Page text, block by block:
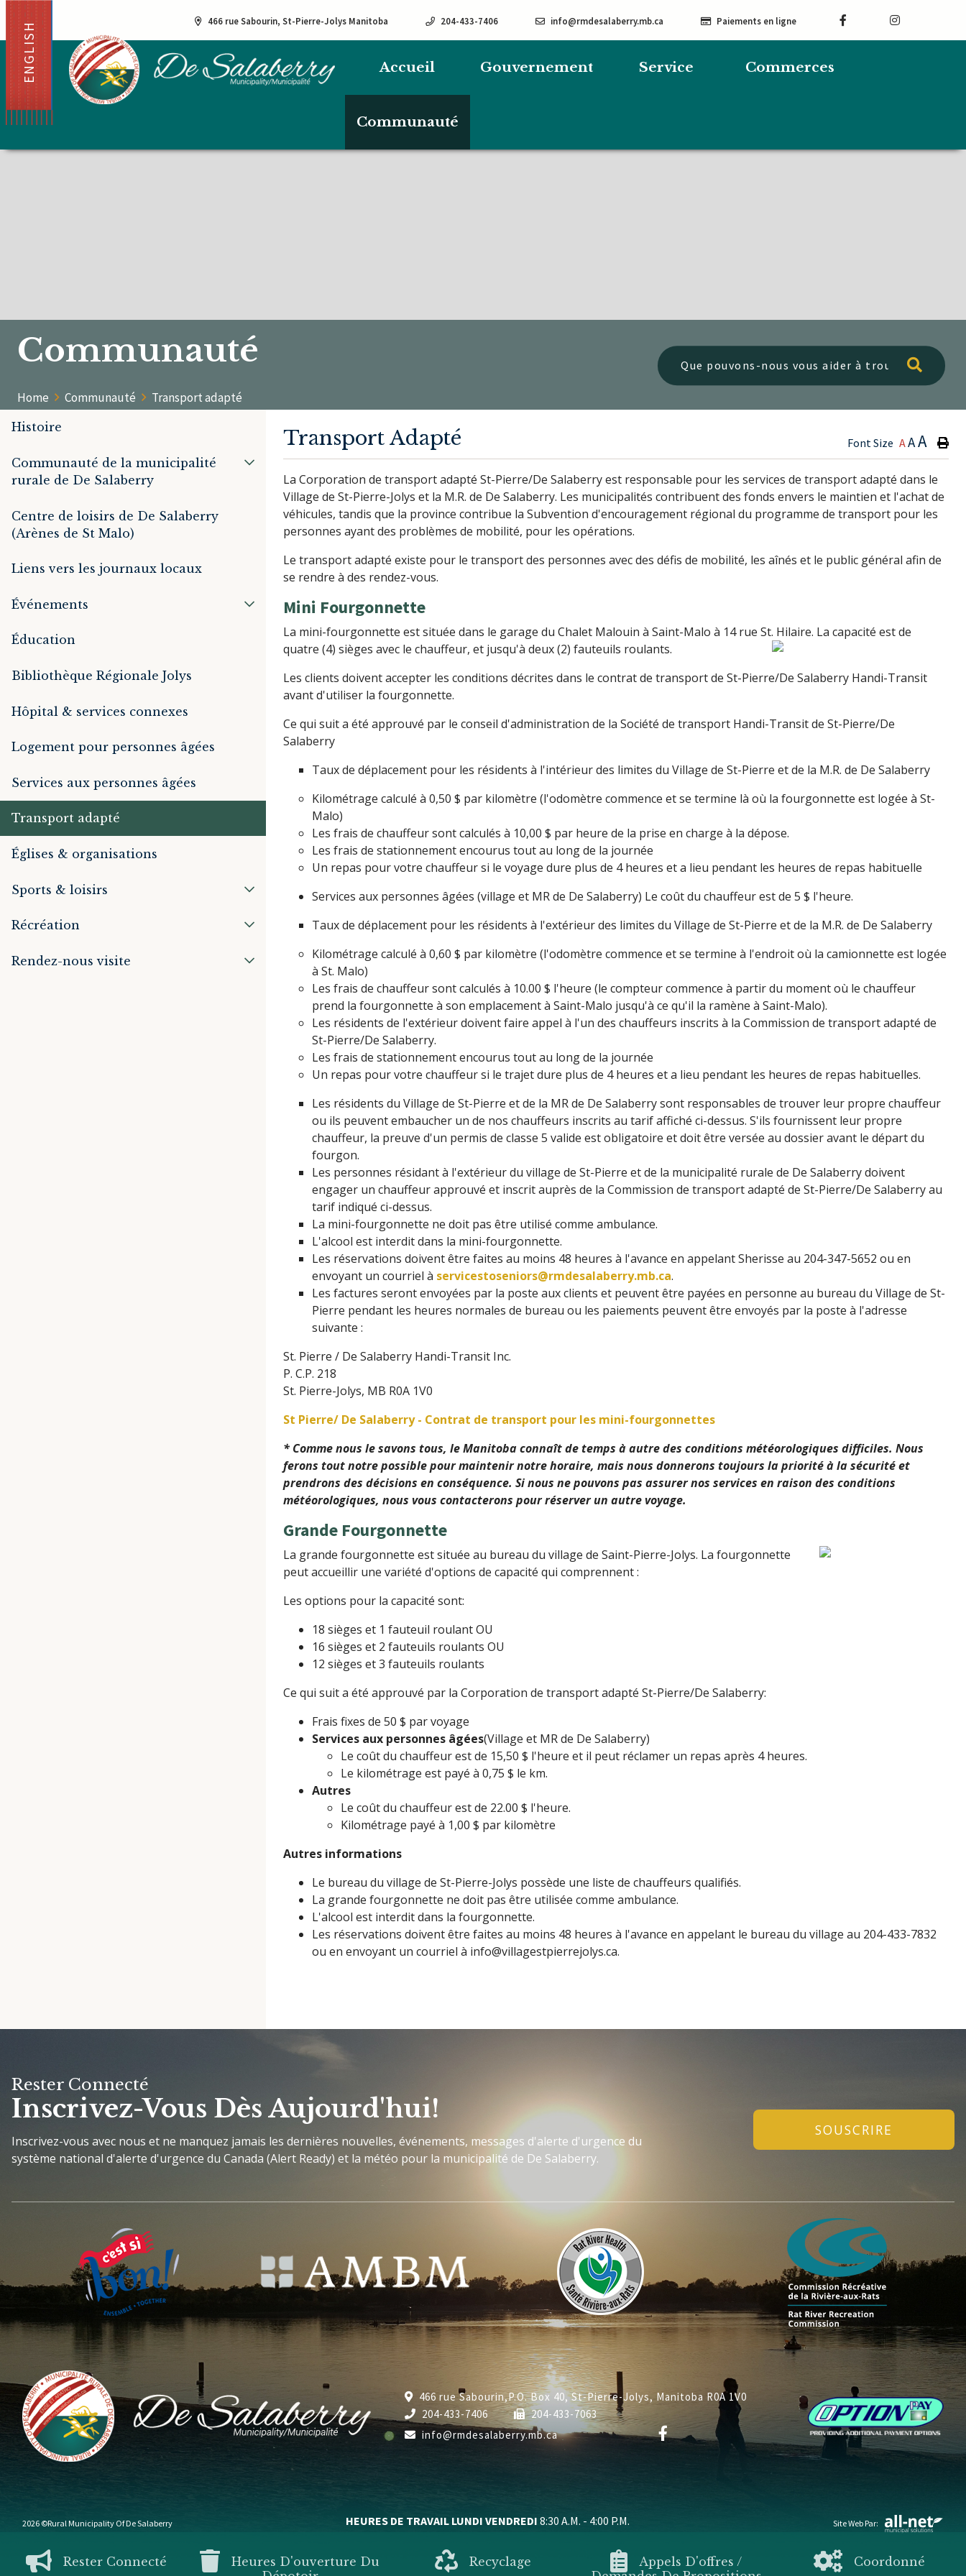
466 rue Sabourin, St-Pierre-Jolys Manitoba 204-433-7406 info@rmdesalaberry.mb.ca Paiements en ligne
Accueil Gouvernement Service Commerces
Communauté
ENGLISH
Rester Connecté
Heures D'ouverture Du
Recyclage
Appels D'offres /
Coordonné
Communauté
Home Communauté Transport adapté
Type
Histoire
Communauté de la municipalité
rurale de De Salaberry
Centre de loisirs de De Salaberry
(Arènes de St Malo)
Liens vers les journaux locaux
Événements
Éducation
Bibliothèque Régionale Jolys
Hôpital & services connexes
Logement pour personnes âgées
Services aux personnes âgées
Transport adapté
Églises & organisations
Sports & loisirs
Récréation
Rendez-nous visite
Transport Adapté Font Size AAA
La Corporation de transport adapté St-Pierre/De Salaberry est responsable pour les services de transport adapté dans le
Village de St-Pierre-Jolys et la M.R. de De Salaberry. Les municipalités contribuent des fonds envers le maintien et l'achat de
véhicules, tandis que la province contribue la Subvention d'encouragement régional du programme de transport pour les
personnes ayant des problèmes de mobilité, pour les opérations.
Le transport adapté existe pour le transport des personnes avec des défis de mobilité, les aînés et le public général afin de
se rendre à des rendez-vous.
Mini Fourgonnette
La mini-fourgonnette est située dans le garage du Chalet Malouin à Saint-Malo à 14 rue St. Hilaire. La capacité est de
quatre (4) sièges avec le chauffeur, et jusqu'à deux (2) fauteuils roulants.
Les clients doivent accepter les conditions décrites dans le contrat de transport de St-Pierre/De Salaberry Handi-Transit
avant d'utiliser la fourgonnette.
Ce qui suit a été approuvé par le conseil d'administration de la Société de transport Handi-Transit de St-Pierre/De
Salaberry
Taux de déplacement pour les résidents à l'intérieur des limites du Village de St-Pierre et de la M.R. de De Salaberry
Kilométrage calculé à 0,50 $ par kilomètre (l'odomètre commence et se termine là où la fourgonnette est logée à St-
Malo)
Les frais de chauffeur sont calculés à 10,00 $ par heure de la prise en charge à la dépose.
Les frais de stationnement encourus tout au long de la journée
Un repas pour votre chauffeur si le voyage dure plus de 4 heures et a lieu pendant les heures de repas habituelle
Services aux personnes âgées (village et MR de De Salaberry) Le coût du chauffeur est de 5 $ l'heure.
Taux de déplacement pour les résidents à l'extérieur des limites du Village de St-Pierre et de la M.R. de De Salaberry
Kilométrage calculé à 0,60 $ par kilomètre (l'odomètre commence et se termine à l'endroit où la camionnette est logée
à St. Malo)
Les frais de chauffeur sont calculés à 10.00 $ l'heure (le compteur commence à partir du moment où le chauffeur
prend la fourgonnette à son emplacement à Saint-Malo jusqu'à ce qu'il la ramène à Saint-Malo).
Les résidents de l'extérieur doivent faire appel à l'un des chauffeurs inscrits à la Commission de transport adapté de
St-Pierre/De Salaberry.
Les frais de stationnement encourus tout au long de la journée
Un repas pour votre chauffeur si le trajet dure plus de 4 heures et a lieu pendant les heures de repas habituelles.
Les résidents du Village de St-Pierre et de la MR de De Salaberry sont responsables de trouver leur propre chauffeur
ou ils peuvent embaucher un de nos chauffeurs inscrits au tarif affiché ci-dessus. S'ils fournissent leur propre
chauffeur, la preuve d'un permis de classe 5 valide est obligatoire et doit être versée au dossier avant le départ du
fourgon.
Les personnes résidant à l'extérieur du village de St-Pierre et de la municipalité rurale de De Salaberry doivent
engager un chauffeur approuvé et inscrit auprès de la Commission de transport adapté de St-Pierre/De Salaberry au
tarif indiqué ci-dessus.
La mini-fourgonnette ne doit pas être utilisé comme ambulance.
L'alcool est interdit dans la mini-fourgonnette.
Les réservations doivent être faites au moins 48 heures à l'avance en appelant Sherisse au 204-347-5652 ou en
envoyant un courriel à servicestoseniors@rmdesalaberry.mb.ca.
Les factures seront envoyées par la poste aux clients et peuvent être payées en personne au bureau du Village de St-
Pierre pendant les heures normales de bureau ou les paiements peuvent être envoyés par la poste à l'adresse
suivante :
St. Pierre / De Salaberry Handi-Transit Inc.
P. C.P. 218
St. Pierre-Jolys, MB R0A 1V0
St Pierre/ De Salaberry - Contrat de transport pour les mini-fourgonnettes
* Comme nous le savons tous, le Manitoba connaît de temps à autre des conditions météorologiques difficiles. Nous
ferons tout notre possible pour maintenir notre horaire, mais nous donnerons toujours la priorité à la sécurité et
prendrons des décisions en conséquence. Si nous ne pouvons pas assurer nos services en raison des conditions
météorologiques, nous vous contacterons pour réserver un autre voyage.
Grande Fourgonnette
La grande fourgonnette est située au bureau du village de Saint-Pierre-Jolys. La fourgonnette
peut accueillir une variété d'options de capacité qui comprennent :
Les options pour la capacité sont:
18 sièges et 1 fauteuil roulant OU
16 sièges et 2 fauteuils roulants OU
12 sièges et 3 fauteuils roulants
Ce qui suit a été approuvé par la Corporation de transport adapté St-Pierre/De Salaberry:
Frais fixes de 50 $ par voyage
Services aux personnes âgées(Village et MR de De Salaberry)
Le coût du chauffeur est de 15,50 $ l'heure et il peut réclamer un repas après 4 heures.
Le kilométrage est payé à 0,75 $ le km.
Autres
Le coût du chauffeur est de 22.00 $ l'heure.
Kilométrage payé à 1,00 $ par kilomètre
Autres informations
Le bureau du village de St-Pierre-Jolys possède une liste de chauffeurs qualifiés.
La grande fourgonnette ne doit pas être utilisée comme ambulance.
L'alcool est interdit dans la fourgonnette.
Les réservations doivent être faites au moins 48 heures à l'avance en appelant le bureau du village au 204-433-7832
ou en envoyant un courriel à info@villagestpierrejolys.ca.
Rester Connecté
Inscrivez-Vous Dès Aujourd'hui!
Inscrivez-vous avec nous et ne manquez jamais les dernières nouvelles, événements, messages d'alerte d'urgence du
système national d'alerte d'urgence du Canada (Alert Ready) et la météo pour la municipalité de De Salaberry.
SOUSCRIRE
466 rue Sabourin,P.O. Box 40, St-Pierre-Jolys, Manitoba R0A 1V0
204-433-7406
204-433-7063
info@rmdesalaberry.mb.ca
2026 ©Rural Municipality Of De Salaberry HEURES DE TRAVAIL LUNDI VENDREDI 8:30 A.M. - 4:00 P.M. Site Web Par: